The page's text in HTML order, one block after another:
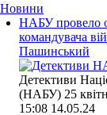
Новини
НАБУ провело
командувача
Пашинський
Детективи
(НАБУ) 25
15:08 14.05.24